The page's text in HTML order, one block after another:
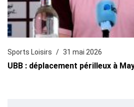
Sports Loisirs 31 mai 2026
UBB : déplacement périlleux à